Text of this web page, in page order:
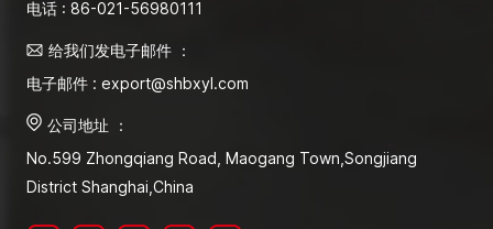
电话 : 86-021-56980111
给我们发电子邮件 ：
电子邮件 : export@shbxyl.com
公司地址 ：
No.599 Zhongqiang Road, Maogang Town,Songjiang
District Shanghai,China